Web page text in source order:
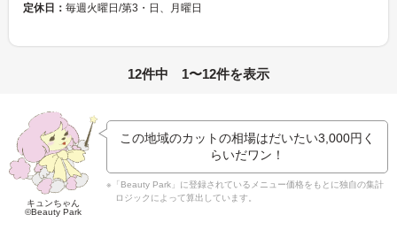
定休日： 毎週火曜日/第3・日、月曜日
12件中 1〜12件を表示
キュンちゃん
©Beauty Park
この地域のカットの相場はだいたい3,000円 く
らいだワン！
※「Beauty Park」に登録されているメニュー価格をもとに独自の集計
ロジックによって算出しています。